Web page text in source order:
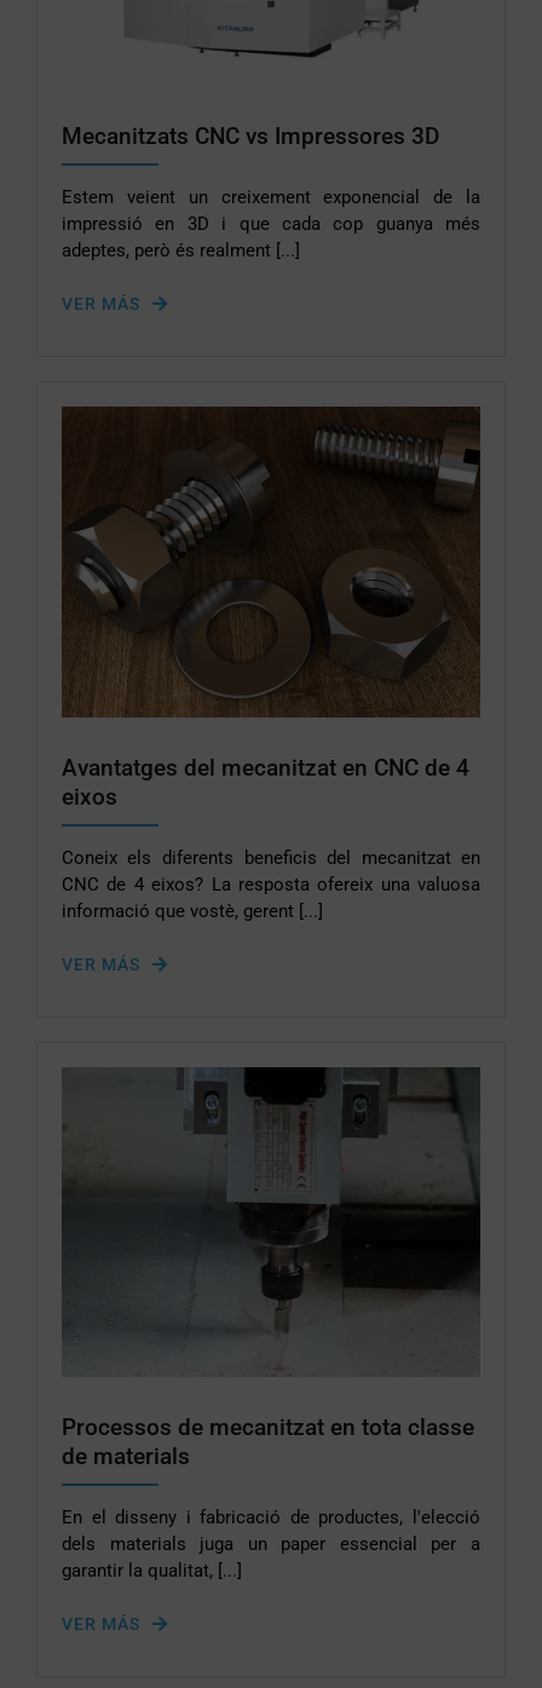
Mecanitzats CNC vs Impressores 3D
Estem veient un creixement exponencial de la
impressió en 3D i que cada cop guanya més
adeptes, però és realment [...]
VER MÁS
Avantatges del mecanitzat en CNC de 4
eixos
Coneix els diferents beneficis del mecanitzat en
CNC de 4 eixos? La resposta ofereix una valuosa
informació que vostè, gerent [...]
VER MÁS
Processos de mecanitzat en tota classe
de materials
En el disseny i fabricació de productes, l'elecció
dels materials juga un paper essencial per a
garantir la qualitat, [...]
VER MÁS